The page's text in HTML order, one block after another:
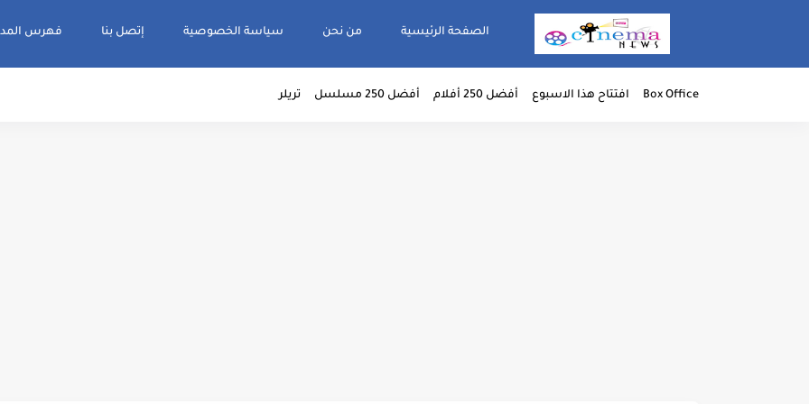
الصفحة الرئيسية من نحن سياسة الخصوصية إتصل بنا فهرس
Box Office افتتاح هذا الاسبوع أفضل 250 أفلام أفضل 250 مسلسل تريلر